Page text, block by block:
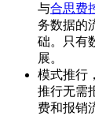
与合思费
务数据的
础。只有
展。
模式推行
推行无需
费和报销